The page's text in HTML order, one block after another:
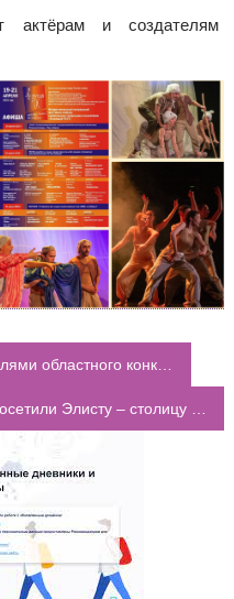
актёрам и создателям
посвященного 80-летию со Дня Победы
8 “Д”, 6 “Д” и 8 “В” классы посетили Элисту – столицу республики Калмыкия